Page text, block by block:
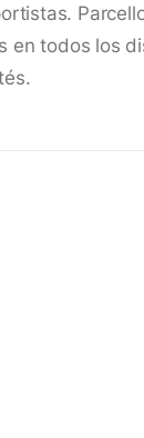
en todos los